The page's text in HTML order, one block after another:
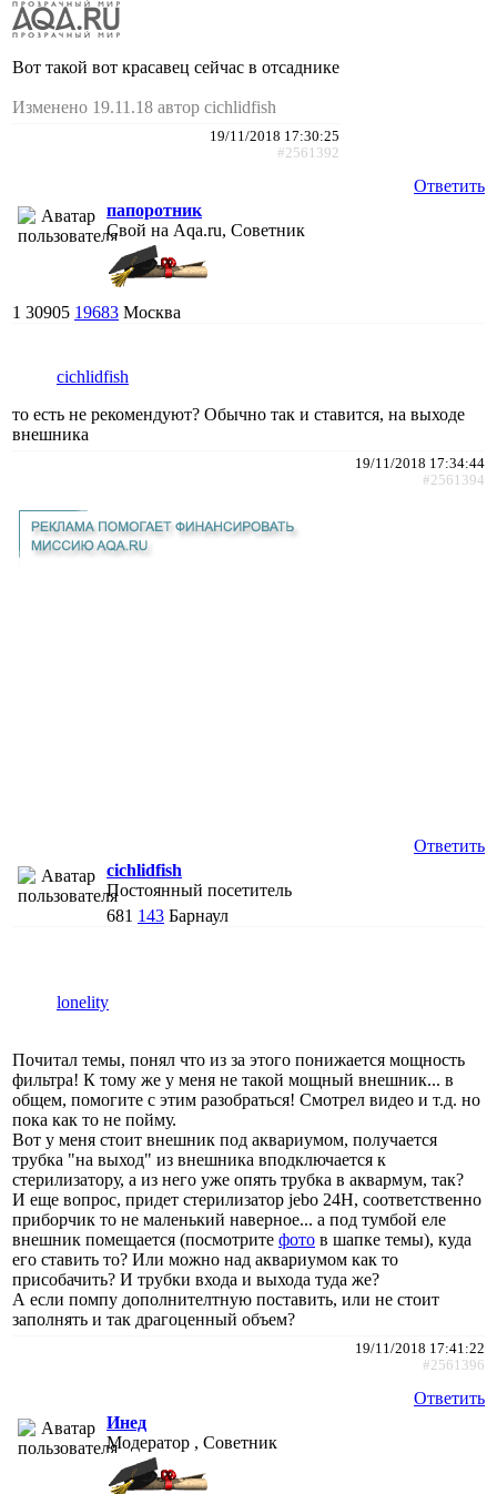
Вот такой вот красавец сейчас в отсаднике
Изменено 19.11.18 автор cichlidfish
19/11/2018 17:30:25
#2561392
Ответить
папоротник
Свой на Aqa.ru, Советник
1 30905 19683 Москва
cichlidfish
то есть не рекомендуют? Обычно так и ставится, на выходе
внешника
19/11/2018 17:34:44
#2561394
Ответить
cichlidfish
Постоянный посетитель
681 143 Барнаул
lonelity
Почитал темы, понял что из за этого понижается мощность
фильтра! К тому же у меня не такой мощный внешник... в
общем, помогите с этим разобраться! Смотрел видео и т.д. но
пока как то не пойму.
Вот у меня стоит внешник под аквариумом, получается
трубка "на выход" из внешника вподключается к
стерилизатору, а из него уже опять трубка в аквармум, так?
И еще вопрос, придет стерилизатор jebo 24H, соответственно
приборчик то не маленький наверное... а под тумбой еле
внешник помещается (посмотрите фото в шапке темы), куда
его ставить то? Или можно над аквариумом как то
присобачить? И трубки входа и выхода туда же?
А если помпу дополнителтную поставить, или не стоит
заполнять и так драгоценный объем?
19/11/2018 17:41:22
#2561396
Ответить
Инед
Модератор , Советник